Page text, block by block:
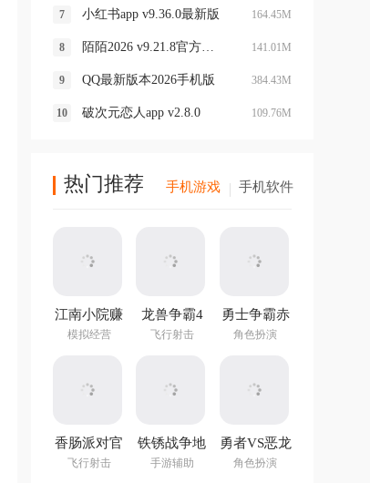
小红书app v9.36.0最新版 164.45M
陌陌2026 v9.21.8官方正版 141.01M
QQ最新版本2026手机版 384.43M
破次元恋人app v2.8.0 109.76M
热门推荐 手机游戏 手机软件
江南小院赚
钱游戏
模拟经营
龙兽争霸4
手游
飞行射击
勇士争霸赤
胆联盟
角色扮演
香肠派对官
方正版
飞行射击
铁锈战争地
图编辑器中
手游辅助
勇者VS恶龙
手游
角色扮演